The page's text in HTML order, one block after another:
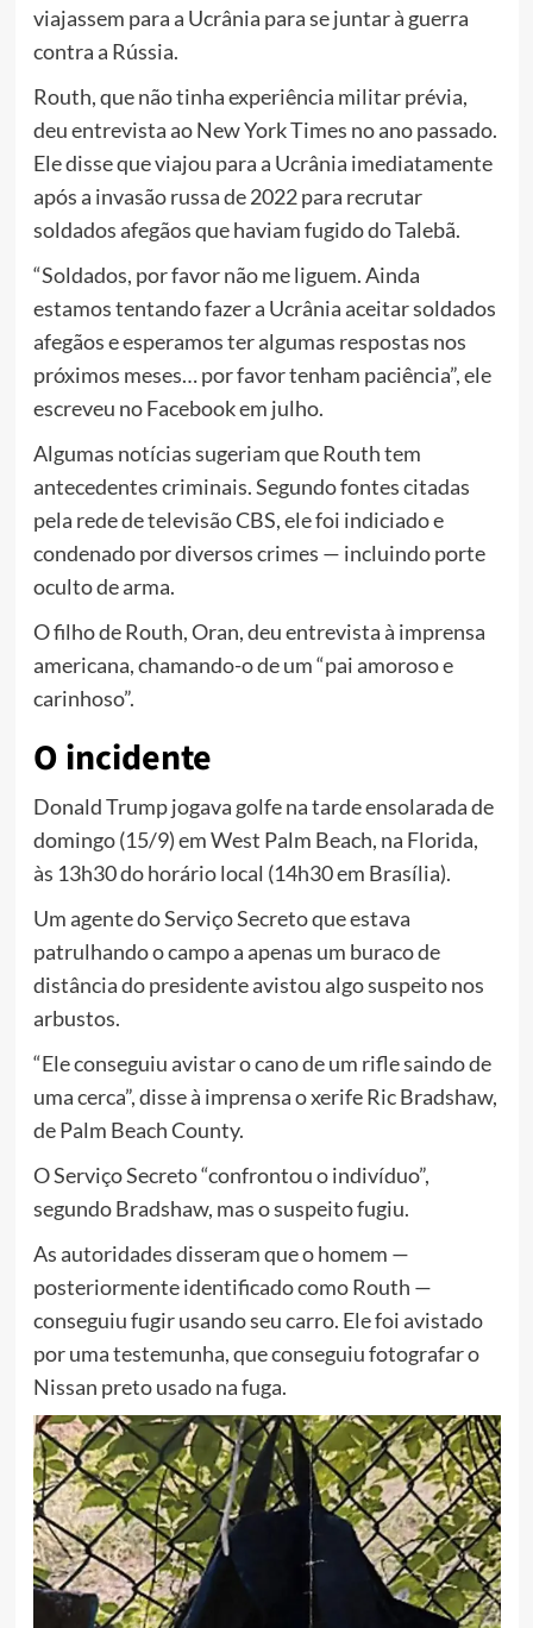
viajassem para a Ucrânia para se juntar à guerra
contra a Rússia.
Routh, que não tinha experiência militar prévia,
deu entrevista ao New York Times no ano passado.
Ele disse que viajou para a Ucrânia imediatamente
após a invasão russa de 2022 para recrutar
soldados afegãos que haviam fugido do Talebã.
“Soldados, por favor não me liguem. Ainda
estamos tentando fazer a Ucrânia aceitar soldados
afegãos e esperamos ter algumas respostas nos
próximos meses… por favor tenham paciência”, ele
escreveu no Facebook em julho.
Algumas notícias sugeriam que Routh tem
antecedentes criminais. Segundo fontes citadas
pela rede de televisão CBS, ele foi indiciado e
condenado por diversos crimes — incluindo porte
oculto de arma.
O filho de Routh, Oran, deu entrevista à imprensa
americana, chamando-o de um “pai amoroso e
carinhoso”.
O incidente
Donald Trump jogava golfe na tarde ensolarada de
domingo (15/9) em West Palm Beach, na Florida,
às 13h30 do horário local (14h30 em Brasília).
Um agente do Serviço Secreto que estava
patrulhando o campo a apenas um buraco de
distância do presidente avistou algo suspeito nos
arbustos.
“Ele conseguiu avistar o cano de um rifle saindo de
uma cerca”, disse à imprensa o xerife Ric Bradshaw,
de Palm Beach County.
O Serviço Secreto “confrontou o indivíduo”,
segundo Bradshaw, mas o suspeito fugiu.
As autoridades disseram que o homem —
posteriormente identificado como Routh —
conseguiu fugir usando seu carro. Ele foi avistado
por uma testemunha, que conseguiu fotografar o
Nissan preto usado na fuga.